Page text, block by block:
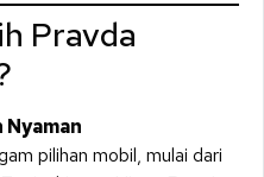
Pravda
pilihan mobil, mulai dari